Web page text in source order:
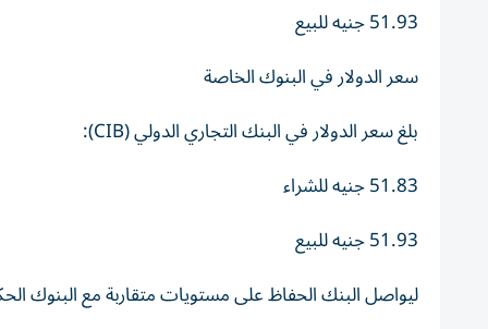
51.93 جنيه للبيع
سعر الدولار في البنوك الخاصة
بلغ سعر الدولار في البنك التجاري الدولي (CIB):
51.83 جنيه للشراء
51.93 جنيه للبيع
ليواصل البنك الحفاظ على مستويات متقاربة مع البنوك